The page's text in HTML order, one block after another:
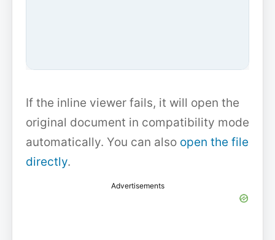
If the inline viewer fails, it will open the
original document in compatibility mode
automatically. You can also open the file
directly.
Advertisements